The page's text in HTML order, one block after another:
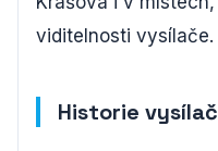
viditelnosti vysílače.
Historie